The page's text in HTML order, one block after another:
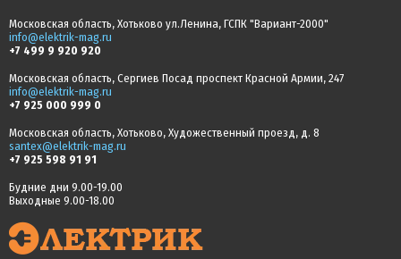
Московская область, Хотьково ул.Ленина, ГСПК "Вариант-2000"
info@elektrik-mag.ru
+7 499 9 920 920
Московская область, Сергиев Посад проспект Красной Армии, 247
info@elektrik-mag.ru
+7 925 000 999 0
Московская область, Хотьково, Художественный проезд, д. 8
santex@elektrik-mag.ru
+7 925 598 91 91
Будние дни 9.00-19.00
Выходные 9.00-18.00